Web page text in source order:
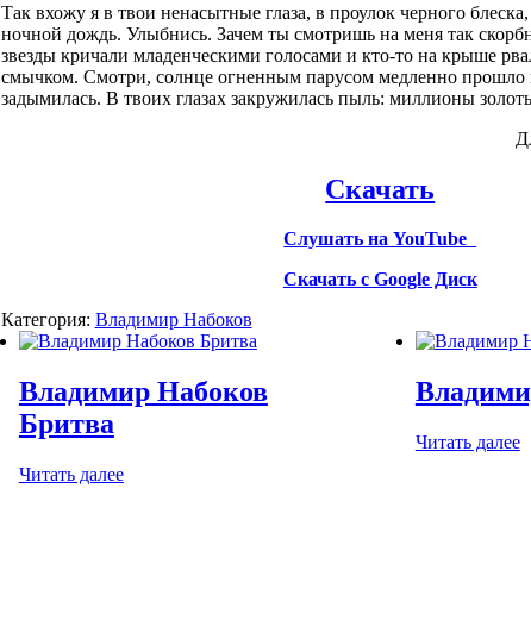
Так вхожу я в твои ненасытные глаза, в проулок черного
ночной дождь. Улыбнись. Зачем ты смотришь на меня так
звезды кричали младенческими голосами и кто-то на крыше
смычком. Смотри, солнце огненным парусом медленно прошло
задымилась. В твоих глазах закружилась пыль: миллионы
Скачать
Слушать на YouTube
Скачать с Google Диск
Категория: Владимир Набоков
Владимир Набоков
Бритва
Читать далее
Читать далее